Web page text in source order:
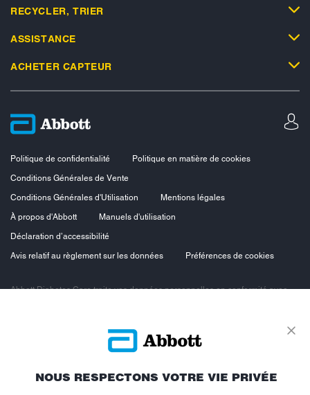
RECYCLER, TRIER
ASSISTANCE
ACHETER CAPTEUR
Politique de confidentialité
Politique en matière de cookies
Conditions Générales de Vente
Conditions Générales d'Utilisation
Mentions légales
À propos d'Abbott
Manuels d'utilisation
Déclaration d’accessibilité
Avis relatif au règlement sur les données
Préférences de cookies
Abbott Diabetes Care traite vos données personnelles en conformité avec
modifiée. Vous bénéficiez ainsi d’un droit d’accès, d’opposition, de
rectification et de suppression des données vous concernant. Vous
NOUS RESPECTONS VOTRE VIE PRIVÉE